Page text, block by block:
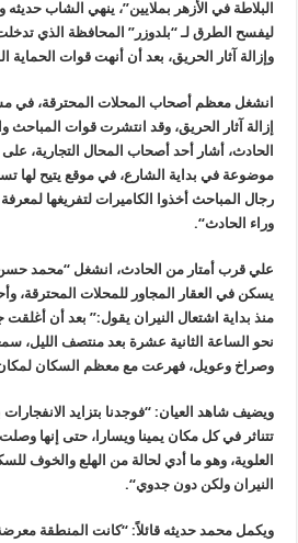
البلاطة في الأزهر بملايين”، ينهي الشاب
ليفسح الطرق لـ “بلدوزر” المحافظة الذي
وإزالة آثار الحريق، بعد أن أنهت قوات الحماية
انشغل معظم أصحاب المحلات المحترقة، في
إزالة آثار الحريق، وقد انتشرت قوات المباحث
الحادث، أشار أحد أصحاب المحال التجارية،
موضوعة في بداية الشارع، في موقع يتيح لها
رجال المباحث أخذوا الكاميرات لتفريغها
وراء الحادث“.
علي قرب أمتار من الحادث، انشغل “محمد
يسكن في العقار المجاور للمحلات المحترقة،
منذ بداية اشتعال النيران يقول:” بعد أن أغلقت
نحو الساعة الثانية عشرة بعد منتصف الليل،
وصراخ وعويل، فهرعت مع معظم السكان لمكان
ويضيف شاهد العيان: “فوجدنا بتزايد
تتناثر في كل مكان يمينا ويسارا، حتى إنها وصلت
العلوية، وهو ما أدي لحالة من الهلع والخوف
النيران ولكن دون جدوي“.
ويكمل محمد حديثه قائلاً: “كانت المنطقة